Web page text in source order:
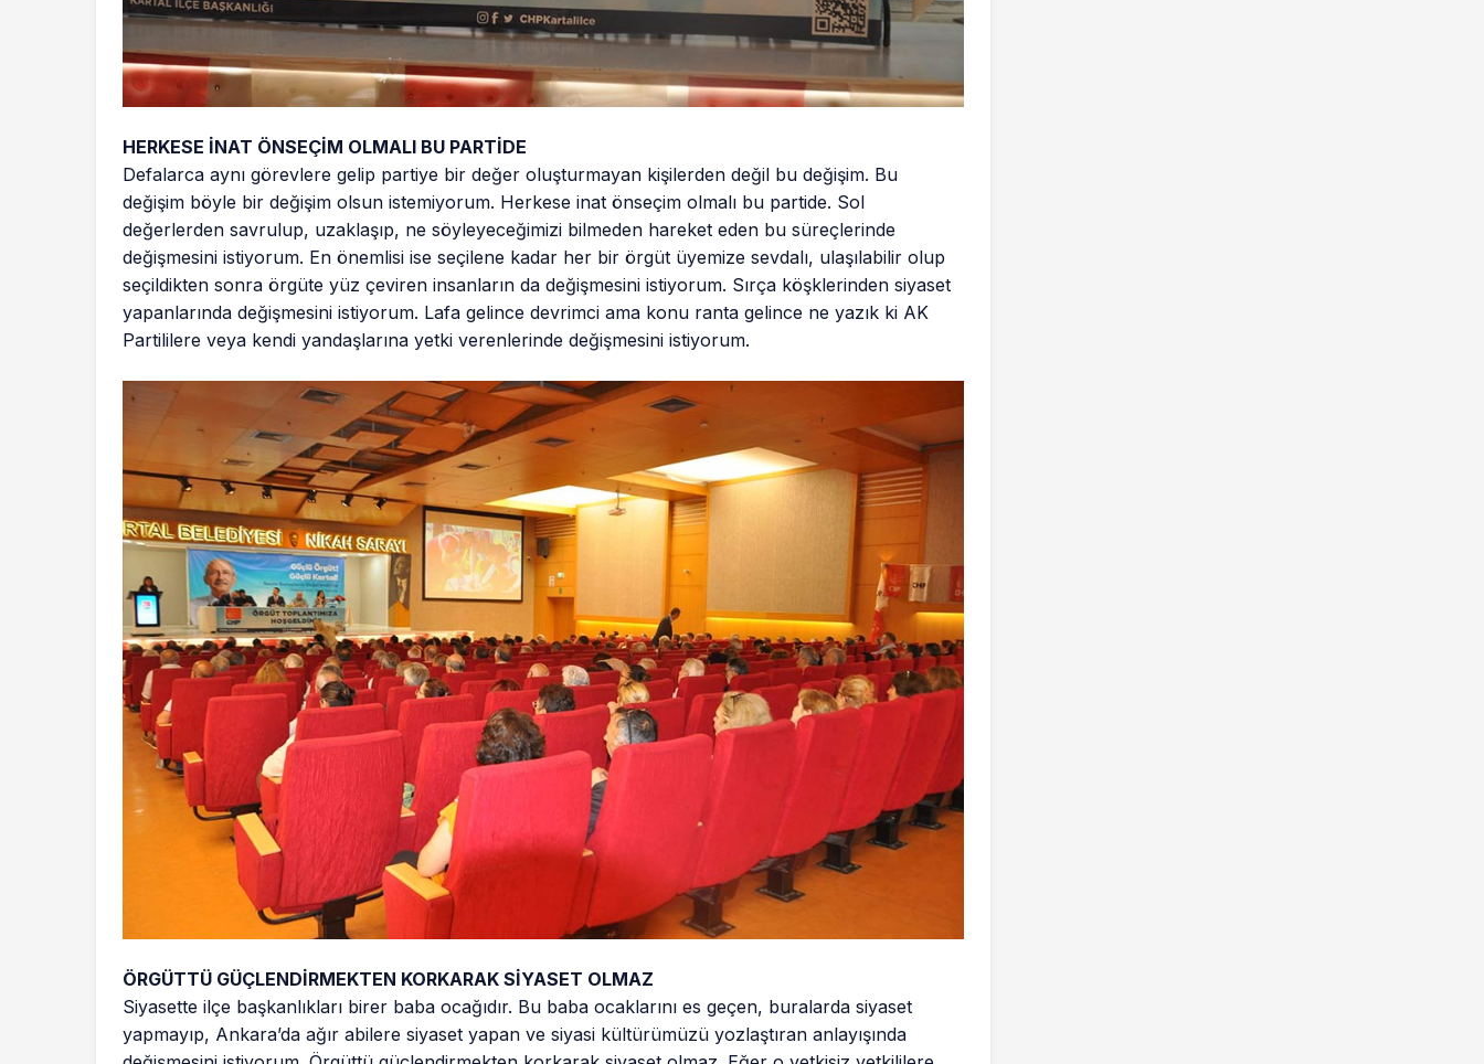
HERKESE İNAT ÖNSEÇİM OLMALI BU PARTİDE
Defalarca aynı görevlere gelip partiye bir değer oluşturmayan kişilerden değil bu değişim. Bu
değişim böyle bir değişim olsun istemiyorum. Herkese inat önseçim olmalı bu partide. Sol
değerlerden savrulup, uzaklaşıp, ne söyleyeceğimizi bilmeden hareket eden bu süreçlerinde
değişmesini istiyorum. En önemlisi ise seçilene kadar her bir örgüt üyemize sevdalı, ulaşılabilir olup
seçildikten sonra örgüte yüz çeviren insanların da değişmesini istiyorum. Sırça köşklerinden siyaset
yapanlarında değişmesini istiyorum. Lafa gelince devrimci ama konu ranta gelince ne yazık ki AK
Partililere veya kendi yandaşlarına yetki verenlerinde değişmesini istiyorum.
ÖRGÜTTÜ GÜÇLENDİRMEKTEN KORKARAK SİYASET OLMAZ
Siyasette ilçe başkanlıkları birer baba ocağıdır. Bu baba ocaklarını es geçen, buralarda siyaset
yapmayıp, Ankara’da ağır abilere siyaset yapan ve siyasi kültürümüzü yozlaştıran anlayışında